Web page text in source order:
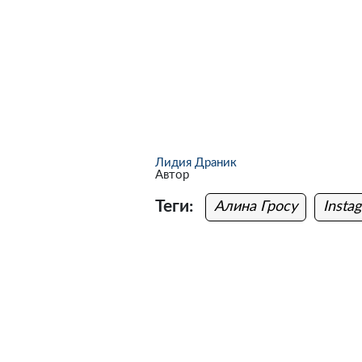
Лидия Драник
Автор
Теги: Алина Гросу